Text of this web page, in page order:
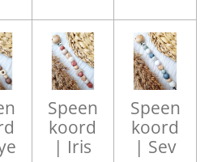
Speen
koord
| Iris
Speen
koord
| Sev